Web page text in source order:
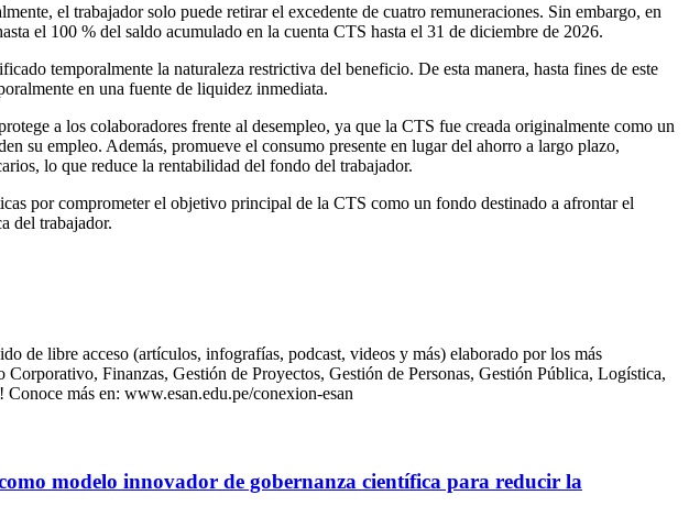
el trabajador solo puede retirar el excedente de cuatro remuneraciones. Sin embargo, en
el 100 % del saldo acumulado en la cuenta CTS hasta el 31 de diciembre de 2026.
temporalmente la naturaleza restrictiva del beneficio. De esta manera, hasta fines de este
en una fuente de liquidez inmediata.
a los colaboradores frente al desempleo, ya que la CTS fue creada originalmente como un
su empleo. Además, promueve el consumo presente en lugar del ahorro a largo plazo,
lo que reduce la rentabilidad del fondo del trabajador.
por comprometer el objetivo principal de la CTS como un fondo destinado a afrontar el
del trabajador.
de libre acceso (artículos, infografías, podcast, videos y más) elaborado por los más
Finanzas, Gestión de Proyectos, Gestión de Personas, Gestión Pública, Logística,
más en: www.esan.edu.pe/conexion-esan
modelo innovador de gobernanza científica para reducir la